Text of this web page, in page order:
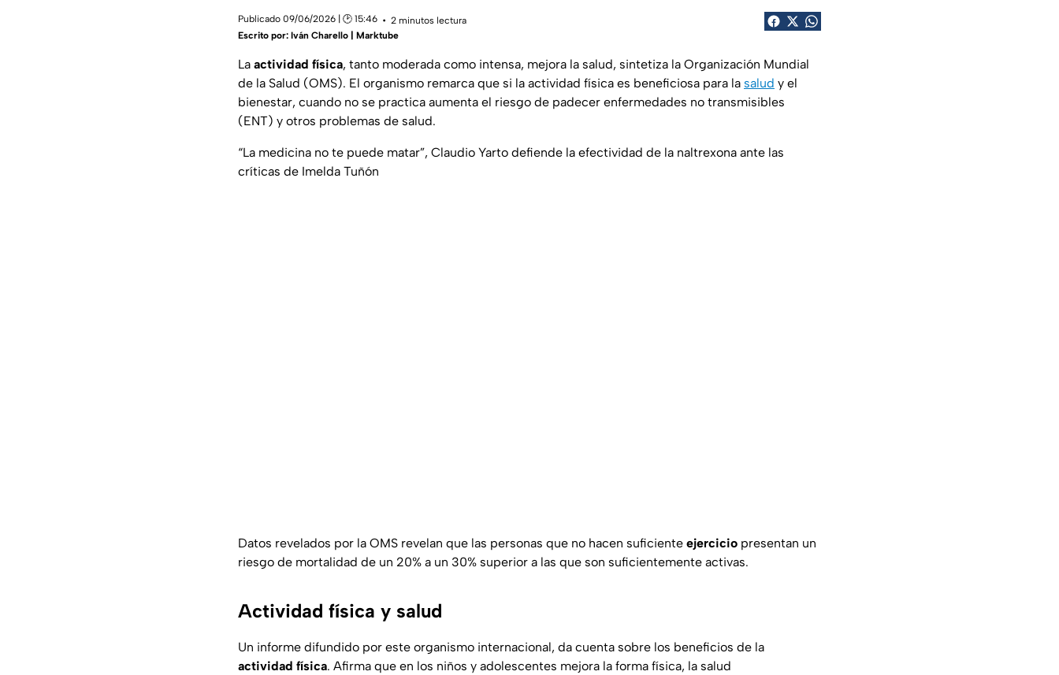
Publicado 09/06/2026 | 🕑 15:46
2 minutos lectura
Escrito por: Iván Charello | Marktube
La actividad física, tanto moderada como intensa, mejora la salud, sintetiza la Organización Mundial
de la Salud (OMS). El organismo remarca que si la actividad física es beneficiosa para la salud y el
bienestar, cuando no se practica aumenta el riesgo de padecer enfermedades no transmisibles
(ENT) y otros problemas de salud.
“La medicina no te puede matar”, Claudio Yarto defiende la efectividad de la naltrexona ante las
críticas de Imelda Tuñón
Datos revelados por la OMS revelan que las personas que no hacen suficiente ejercicio presentan un
riesgo de mortalidad de un 20% a un 30% superior a las que son suficientemente activas.
Actividad física y salud
Un informe difundido por este organismo internacional, da cuenta sobre los beneficios de la
actividad física. Afirma que en los niños y adolescentes mejora la forma física, la salud